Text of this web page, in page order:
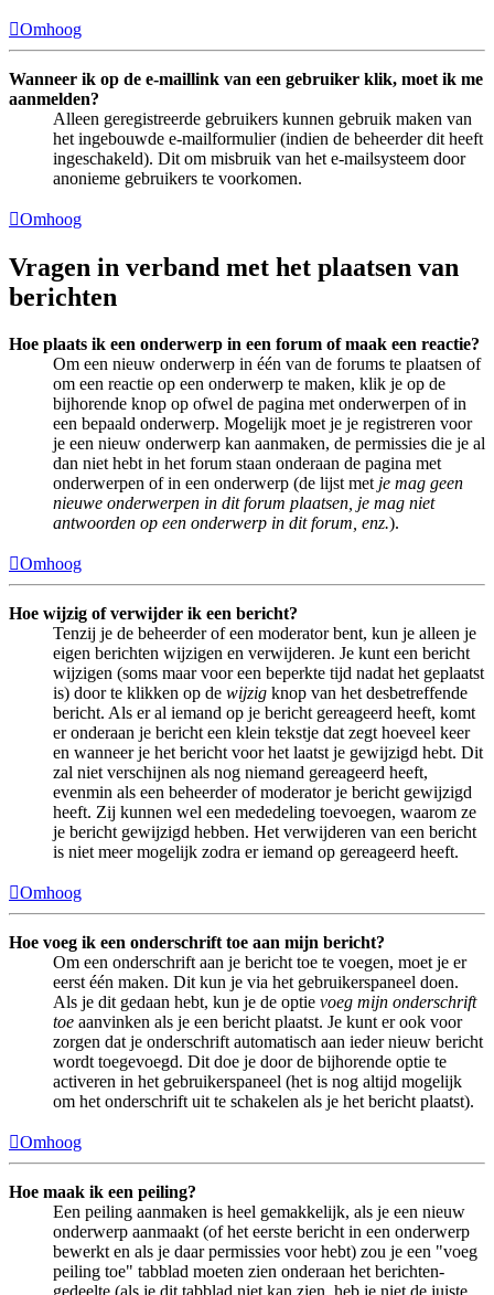
Omhoog
Wanneer ik op de e-maillink van een gebruiker klik, moet ik me
aanmelden?
Alleen geregistreerde gebruikers kunnen gebruik maken van
het ingebouwde e-mailformulier (indien de beheerder dit heeft
ingeschakeld). Dit om misbruik van het e-mailsysteem door
anonieme gebruikers te voorkomen.
Omhoog
Vragen in verband met het plaatsen van
berichten
Hoe plaats ik een onderwerp in een forum of maak een reactie?
Om een nieuw onderwerp in één van de forums te plaatsen of
om een reactie op een onderwerp te maken, klik je op de
bijhorende knop op ofwel de pagina met onderwerpen of in
een bepaald onderwerp. Mogelijk moet je je registreren voor
je een nieuw onderwerp kan aanmaken, de permissies die je al
dan niet hebt in het forum staan onderaan de pagina met
onderwerpen of in een onderwerp (de lijst met je mag geen
nieuwe onderwerpen in dit forum plaatsen, je mag niet
antwoorden op een onderwerp in dit forum, enz.).
Omhoog
Hoe wijzig of verwijder ik een bericht?
Tenzij je de beheerder of een moderator bent, kun je alleen je
eigen berichten wijzigen en verwijderen. Je kunt een bericht
wijzigen (soms maar voor een beperkte tijd nadat het geplaatst
is) door te klikken op de wijzig knop van het desbetreffende
bericht. Als er al iemand op je bericht gereageerd heeft, komt
er onderaan je bericht een klein tekstje dat zegt hoeveel keer
en wanneer je het bericht voor het laatst je gewijzigd hebt. Dit
zal niet verschijnen als nog niemand gereageerd heeft,
evenmin als een beheerder of moderator je bericht gewijzigd
heeft. Zij kunnen wel een mededeling toevoegen, waarom ze
je bericht gewijzigd hebben. Het verwijderen van een bericht
is niet meer mogelijk zodra er iemand op gereageerd heeft.
Omhoog
Hoe voeg ik een onderschrift toe aan mijn bericht?
Om een onderschrift aan je bericht toe te voegen, moet je er
eerst één maken. Dit kun je via het gebruikerspaneel doen.
Als je dit gedaan hebt, kun je de optie voeg mijn onderschrift
toe aanvinken als je een bericht plaatst. Je kunt er ook voor
zorgen dat je onderschrift automatisch aan ieder nieuw bericht
wordt toegevoegd. Dit doe je door de bijhorende optie te
activeren in het gebruikerspaneel (het is nog altijd mogelijk
om het onderschrift uit te schakelen als je het bericht plaatst).
Omhoog
Hoe maak ik een peiling?
Een peiling aanmaken is heel gemakkelijk, als je een nieuw
onderwerp aanmaakt (of het eerste bericht in een onderwerp
bewerkt en als je daar permissies voor hebt) zou je een "voeg
peiling toe" tabblad moeten zien onderaan het berichten-